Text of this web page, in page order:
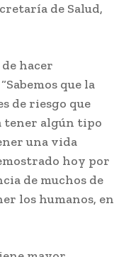
de Salud,
hacer
que la
de riesgo que
tener algún tipo
una vida
hoy por
de muchos de
los humanos, en